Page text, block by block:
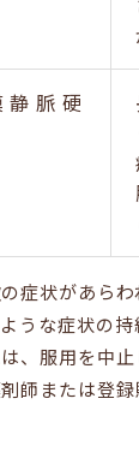
静 脈 硬
症状があら
うな症状の
、服用を中
師または登